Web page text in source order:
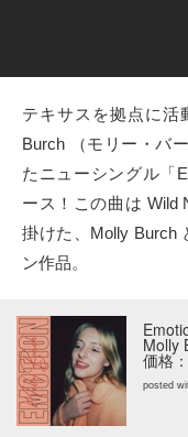
Twitter
Facebook
instagram
Soundcloud
to indienative
テキサスを拠点に活
Burch （モリー・バ
たニューシングル「
ース！この曲は Wild
掛けた、Molly Burch
ン作品。
Molly
価格
posted